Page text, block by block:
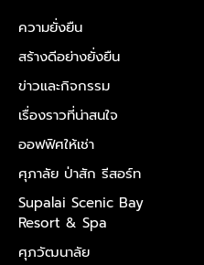
ความยั่งยืน
สร้างดีอย่างยั่งยืน
ข่าวและกิจกรรม
เรื่องราวที่น่าสนใจ
ออฟฟิศให้เช่า
ศุภาลัย ป่าสัก รีสอร์ท
Supalai Scenic Bay
Resort & Spa
ศุภวัฒนาลัย